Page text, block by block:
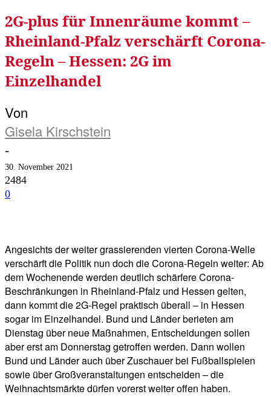
2G-plus für Innenräume kommt –
Rheinland-Pfalz verschärft Corona-
Regeln – Hessen: 2G im
Einzelhandel
Von
Gisela Kirschstein
-
30. November 2021
2484
0
Angesichts der weiter grassierenden vierten Corona-Welle
verschärft die Politik nun doch die Corona-Regeln weiter: Ab
dem Wochenende werden deutlich schärfere Corona-
Beschränkungen in Rheinland-Pfalz und Hessen gelten,
dann kommt die 2G-Regel praktisch überall – in Hessen
sogar im Einzelhandel. Bund und Länder berieten am
Dienstag über neue Maßnahmen, Entscheidungen sollen
aber erst am Donnerstag getroffen werden. Dann wollen
Bund und Länder auch über Zuschauer bei Fußballspielen
sowie über Großveranstaltungen entscheiden – die
Weihnachtsmärkte dürfen vorerst weiter offen haben.